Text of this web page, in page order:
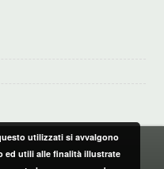
utilizzati si avvalgono
ed utili alle finalità illustrate